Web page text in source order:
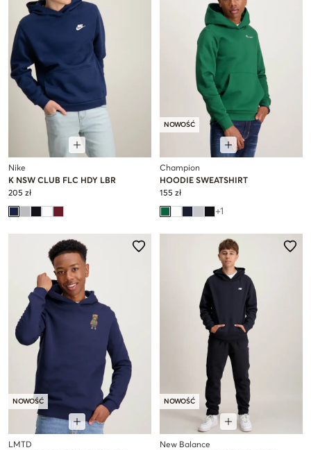
Nike
K NSW CLUB FLC HDY LBR
205 zł
NOWOŚĆ
Champion
HOODIE SWEATSHIRT
155 zł
+1
NOWOŚĆ
LMTD
NOWOŚĆ
New Balance